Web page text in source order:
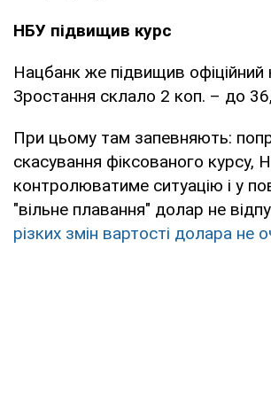
НБУ підвищив курс
Нацбанк же підвищив офіційний
Зростання склало 2 коп. – до
При цьому там запевняють:
скасування фіксованого курсу,
контролюватиме ситуацію і у
"вільне плавання" долар не
різких змін вартості долара не